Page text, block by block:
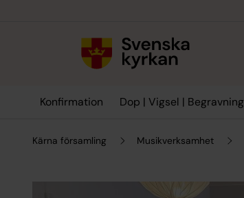
Konfirmation Dop | Vigsel | Begravning
Kärna församling Musikverksamhet